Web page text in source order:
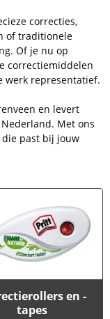
correcties,
of traditionele
Of je nu op
correctiemiddelen
werk representatief.
en levert
Met ons
past bij jouw
en -
tapes